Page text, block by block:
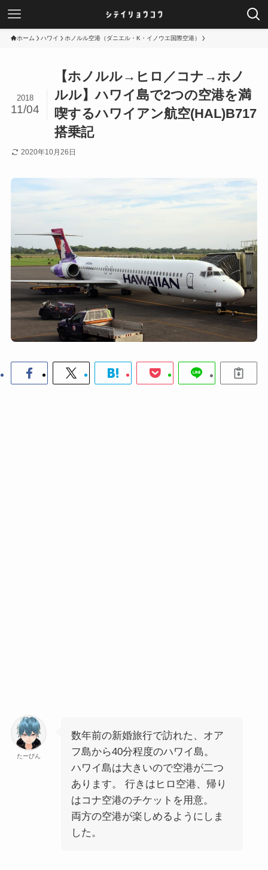
ホーム ハワイ ホノルル空港（ダニエル・K・イノウエ国際空港）
【ホノルル→ヒロ／コナ→ホノ
ルル】ハワイ島で2つの空港を満
喫するハワイアン航空(HAL)B717
搭乗記
2018
11/04
2020年10月26日
たーびん
数年前の新婚旅行で訪れた、オア
フ島から40分程度のハワイ島。
ハワイ島は大きいので空港が二つ
あります。 行きはヒロ空港、帰り
はコナ空港のチケットを用意。
両方の空港が楽しめるようにしま
した。